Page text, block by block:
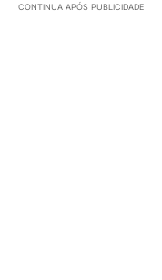
CONTINUA APÓS PUBLICIDADE